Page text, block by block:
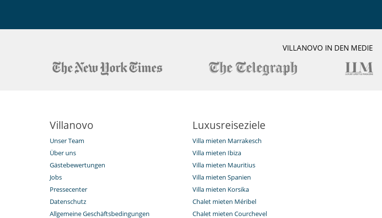
VILLANOVO IN DEN MEDIE
Villanovo
Unser Team
Über uns
Gästebewertungen
Jobs
Pressecenter
Datenschutz
Allgemeine Geschäftsbedingungen
Luxusreiseziele
Villa mieten Marrakesch
Villa mieten Ibiza
Villa mieten Mauritius
Villa mieten Spanien
Villa mieten Korsika
Chalet mieten Méribel
Chalet mieten Courchevel